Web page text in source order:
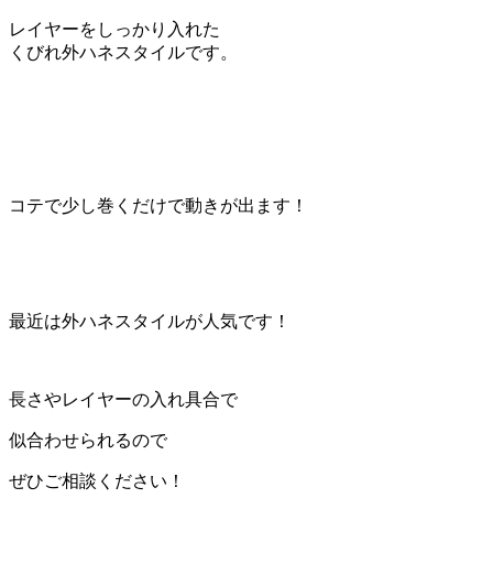
レイヤーをしっかり入れた
くびれ外ハネスタイルです。
コテで少し巻くだけで動きが出ます！
最近は外ハネスタイルが人気です！
長さやレイヤーの入れ具合で
似合わせられるので
ぜひご相談ください！